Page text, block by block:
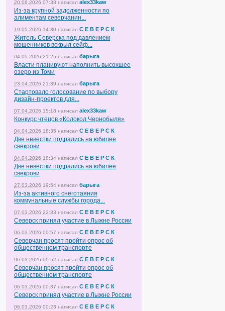
20.06.2026 07:33 написал alex33kaw
Из-за крупной задолженности по
алиментам северчанин...
19.05.2026 14:30 написал С Е В Е Р С К
Житель Северска под давлением
мошенников вскрыл сейф...
04.05.2026 21:25 написал барыга
Власти планируют наполнить высохшее
озеро из Томи
23.04.2026 21:39 написал барыга
Стартовало голосование по выбору
дизайн-проектов для...
07.04.2026 15:18 написал alex33kaw
Конкурс чтецов «Колокол Чернобыля»
04.04.2026 18:35 написал С Е В Е Р С К
Две невестки подрались на юбилее
свекрови
04.04.2026 18:34 написал С Е В Е Р С К
Две невестки подрались на юбилее
свекрови
27.03.2026 19:54 написал барыга
Из-за активного снеготаяния
коммунальные службы города...
07.03.2026 22:33 написал С Е В Е Р С К
Северск принял участие в Лыжне России
06.03.2026 00:57 написал С Е В Е Р С К
Северчан просят пройти опрос об
общественном транспорте
06.03.2026 00:52 написал С Е В Е Р С К
Северчан просят пройти опрос об
общественном транспорте
06.03.2026 00:37 написал С Е В Е Р С К
Северск принял участие в Лыжне России
06.03.2026 00:23 написал С Е В Е Р С К